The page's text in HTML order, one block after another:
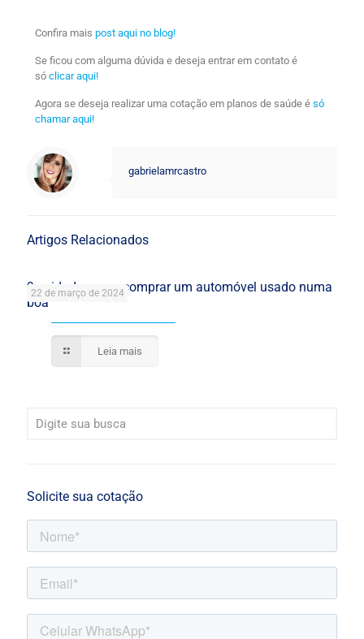
Confira mais post aqui no blog!
Se ficou com alguma dúvida e deseja entrar em contato é
só clicar aqui!
Agora se deseja realizar uma cotação em planos de saúde é só
chamar aqui!
gabrielamrcastro
Artigos Relacionados
22 de março de 2024
9 cuidados para comprar um automóvel usado numa
boa
Leia mais
Solicite sua cotação